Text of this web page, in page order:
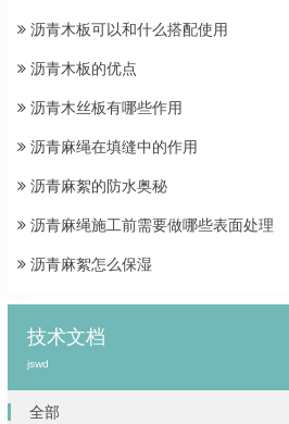
沥青木板可以和什么搭配使用
沥青木板的优点
沥青木丝板有哪些作用
沥青麻绳在填缝中的作用
沥青麻絮的防水奥秘
沥青麻绳施工前需要做哪些表面处理
沥青麻絮怎么保湿
技术文档
jswd
全部